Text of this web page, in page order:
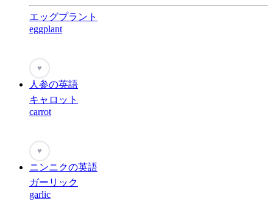
エッグプラント
eggplant
♥
人参の英語
キャロット
carrot
♥
ニンニクの英語
ガーリック
garlic